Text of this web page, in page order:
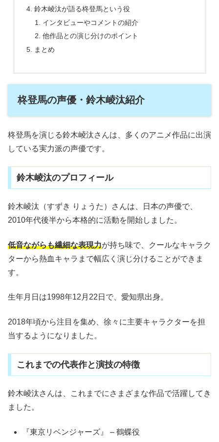
鈴木崚汰が語る柊登馬という役
インタビューやコメントの紹介
他作品との演じ分けのポイント
まとめ
柊登馬の声優・鈴木崚汰紹介
柊登馬を演じる鈴木崚汰さんは、多くのアニメ作品に出演
している実力派の声優です。
鈴木崚汰のプロフィール
鈴木崚汰（すずき りょうた）さんは、日本の声優で、
2010年代後半から本格的に活動を開始しました。
低音ながらも繊細な表現力が持ち味で、クールなキャラク
ターから熱血キャラまで幅広く演じ分けることができま
す。
生年月日は1998年12月22日で、愛知県出身。
2018年頃から注目を集め、徐々に主要キャラクターを担
当するようになりました。
これまでの代表作と演技の特徴
鈴木崚汰さんは、これまでにさまざまな作品で活躍してき
ました。
『東京リベンジャーズ』 – 鶴蝶役